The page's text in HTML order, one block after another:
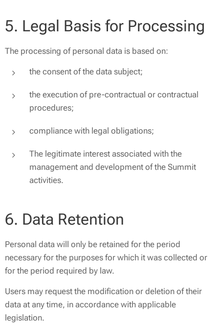
5. Legal Basis for Processing
The processing of personal data is based on:
the consent of the data subject;
the execution of pre-contractual or contractual
procedures;
compliance with legal obligations;
The legitimate interest associated with the
management and development of the Summit
activities.
6. Data Retention
Personal data will only be retained for the period
necessary for the purposes for which it was collected or
for the period required by law.
Users may request the modification or deletion of their
data at any time, in accordance with applicable
legislation.